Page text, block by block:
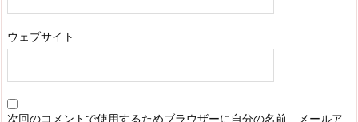
ウェブサイト
次回のコメントで使用するためブラウザーに自分の名前、メールア